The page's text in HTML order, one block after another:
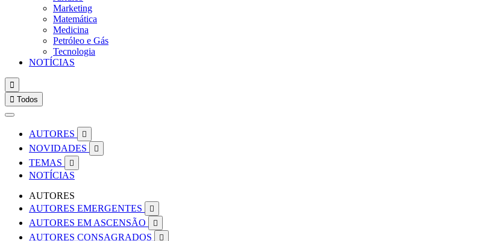
Marketing
Matemática
Medicina
Petróleo e Gás
Tecnologia
NOTÍCIAS

 Todos
AUTORES 
NOVIDADES 
TEMAS 
NOTÍCIAS
AUTORES
AUTORES EMERGENTES

AUTORES EM ASCENSÃO 
AUTORES CONSAGRADOS 